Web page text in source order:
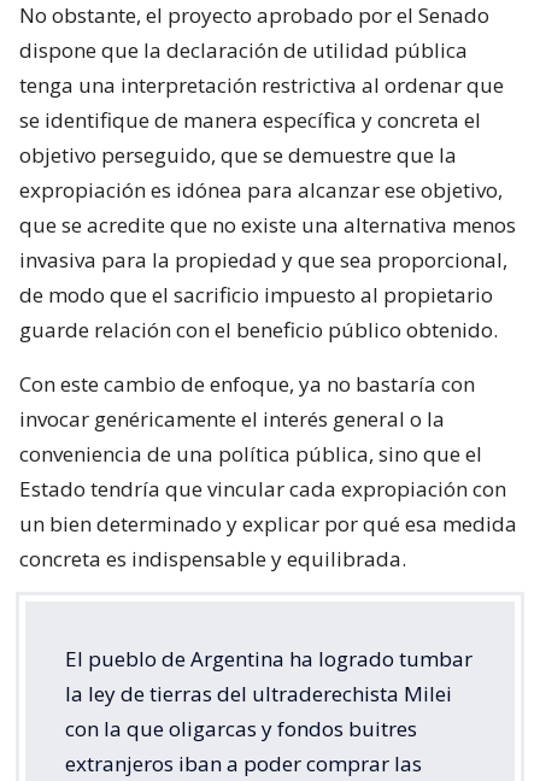
No obstante, el proyecto aprobado por el Senado
dispone que la declaración de utilidad pública
tenga una interpretación restrictiva al ordenar que
se identifique de manera específica y concreta el
objetivo perseguido, que se demuestre que la
expropiación es idónea para alcanzar ese objetivo,
que se acredite que no existe una alternativa menos
invasiva para la propiedad y que sea proporcional,
de modo que el sacrificio impuesto al propietario
guarde relación con el beneficio público obtenido.
Con este cambio de enfoque, ya no bastaría con
invocar genéricamente el interés general o la
conveniencia de una política pública, sino que el
Estado tendría que vincular cada expropiación con
un bien determinado y explicar por qué esa medida
concreta es indispensable y equilibrada.
El pueblo de Argentina ha logrado tumbar
la ley de tierras del ultraderechista Milei
con la que oligarcas y fondos buitres
extranjeros iban a poder comprar las